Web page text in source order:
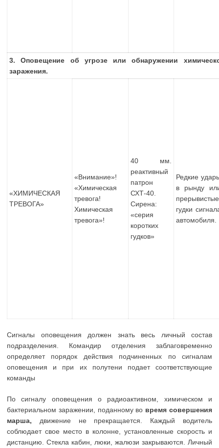
3. Оповещение об угрозе или обнаружении
заражения.
«ХИМИЧЕСКАЯ
ТРЕВОГА»
«Внимание»!
«Химическая
тревога!
Химическая
тревога»!
40 мм.
реактивный
патрон
СХТ-40.
Сирена:
«серия
коротких
гудков»
Редкие
в рынду
прерывистые
гудки
автомобиля.
Сигналы оповещения должен знать весь личный состав
подразделения. Командир отделения заблаговременно
определяет порядок действия подчиненных по сигналам
оповещения и при их полутени подает соответствующие
команды
По сигналу оповещения о радиоактивном, химическом и
бактериальном заражении, поданному во время совершения
марша, движение не прекращается. Каждый водитель
соблюдает свое место в колонне, установленные скорость и
дистанцию. Стекла кабин, люки, жалюзи закрываются. Личный